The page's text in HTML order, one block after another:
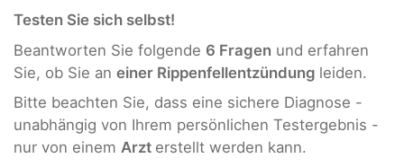
Testen Sie sich selbst!
Beantworten Sie folgende 6 Fragen und erfahren
Sie, ob Sie an einer Rippenfellentzündung leiden.
Bitte beachten Sie, dass eine sichere Diagnose -
unabhängig von Ihrem persönlichen Testergebnis -
nur von einem Arzt erstellt werden kann.